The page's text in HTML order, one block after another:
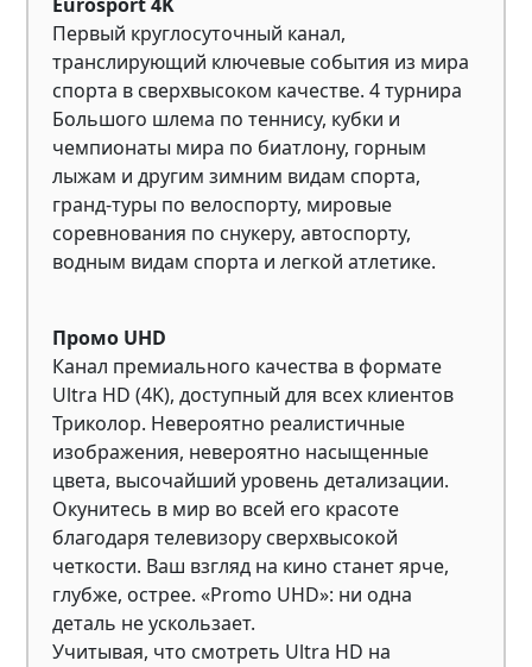
Первый круглосуточный канал,
транслирующий ключевые события из мира
спорта в сверхвысоком качестве. 4 турнира
Большого шлема по теннису, кубки и
чемпионаты мира по биатлону, горным
лыжам и другим зимним видам спорта,
гранд-туры по велоспорту, мировые
соревнования по снукеру, автоспорту,
водным видам спорта и легкой атлетике.
Промо UHD
Канал премиального качества в формате
Ultra HD (4K), доступный для всех клиентов
Триколор. Невероятно реалистичные
изображения, невероятно насыщенные
цвета, высочайший уровень детализации.
Окунитесь в мир во всей его красоте
благодаря телевизору сверхвысокой
четкости. Ваш взгляд на кино станет ярче,
глубже, острее. «Promo UHD»: ни одна
деталь не ускользает.
Учитывая, что смотреть Ultra HD на